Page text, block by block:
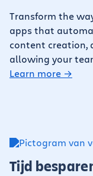
Transform the
apps that
content creation,
allowing your
Learn more →
Tijd